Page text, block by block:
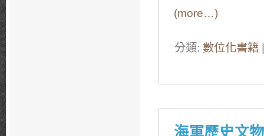
(more…)
分類: 數位化書籍
海軍歷史文